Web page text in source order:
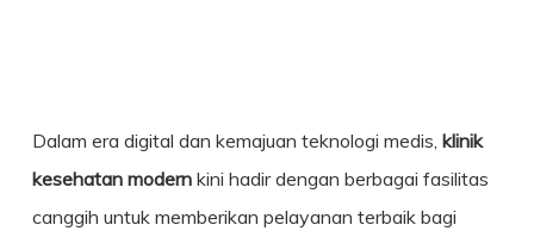
Dalam era digital dan kemajuan teknologi medis, klinik
kesehatanmodernkini hadir dengan berbagai fasilitas
canggih untuk memberikan pelayanan terbaik bagi